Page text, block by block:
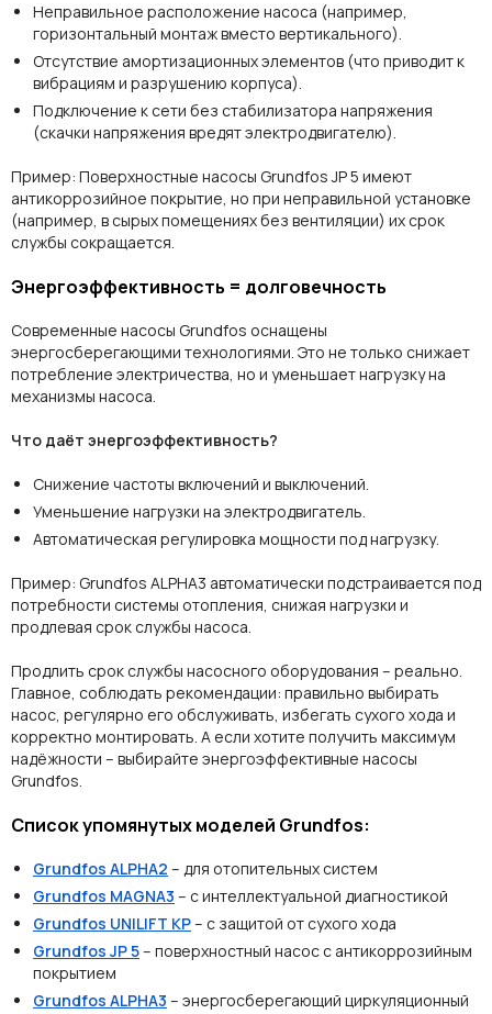
Неправильное расположение насоса (например,
горизонтальный монтаж вместо вертикального).
Отсутствие амортизационных элементов (что приводит к
вибрациям и разрушению корпуса).
Подключение к сети без стабилизатора напряжения
(скачки напряжения вредят электродвигателю).
Пример: Поверхностные насосы Grundfos JP 5 имеют
антикоррозийное покрытие, но при неправильной установке
(например, в сырых помещениях без вентиляции) их срок
службы сокращается.
Энергоэффективность = долговечность
Современные насосы Grundfos оснащены
энергосберегающими технологиями. Это не только снижает
потребление электричества, но и уменьшает нагрузку на
механизмы насоса.
Что даёт энергоэффективность?
Снижение частоты включений и выключений.
Уменьшение нагрузки на электродвигатель.
Автоматическая регулировка мощности под нагрузку.
Пример: Grundfos ALPHA3 автоматически подстраивается под
потребности системы отопления, снижая нагрузки и
продлевая срок службы насоса.
Продлить срок службы насосного оборудования – реально.
Главное, соблюдать рекомендации: правильно выбирать
насос, регулярно его обслуживать, избегать сухого хода и
корректно монтировать. А если хотите получить максимум
надёжности – выбирайте энергоэффективные насосы
Grundfos.
Список упомянутых моделей Grundfos:
Grundfos ALPHA2 – для отопительных систем
Grundfos MAGNA3 – с интеллектуальной диагностикой
Grundfos UNILIFT KP– с защитой от сухого хода
Grundfos JP 5– поверхностный насос с антикоррозийным
покрытием
Grundfos ALPHA3 – энергосберегающий циркуляционный